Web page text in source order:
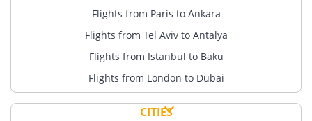
Flights from Paris to Ankara
Flights from Tel Aviv to Antalya
Flights from Istanbul to Baku
Flights from London to Dubai
CITIES